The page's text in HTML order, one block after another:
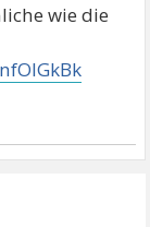
wie die